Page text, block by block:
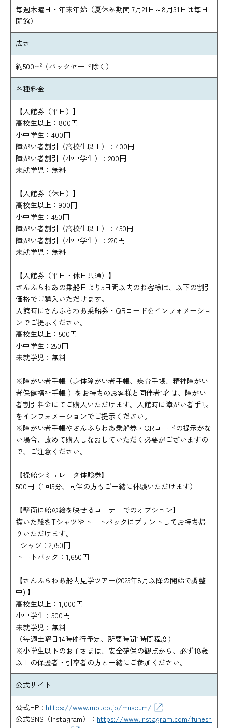
毎週木曜日・年末年始（夏休み期間 7月21日～8月31日は毎日
開館）
広さ
約500m2 （バックヤード除く）
各種料金
【入館券（平日）】
高校生以上：800円
小中学生：400円
障がい者割引（高校生以上）：400円
障がい者割引（小中学生）：200円
未就学児：無料
【入館券（休日）】
高校生以上：900円
小中学生：450円
障がい者割引（高校生以上）：450円
障がい者割引（小中学生）：220円
未就学児：無料
【入館券（平日・休日共通）】
さんふらわあの乗船日より5日間以内のお客様は、以下の割引
価格でご購入いただけます。
入館時にさんふらわあ乗船券・QRコードをインフォメーショ
ンでご提示ください。
高校生以上：500円
小中学生：250円
未就学児：無料
※障がい者手帳（身体障がい者手帳、療育手帳、精神障がい
者保健福祉手帳 ）をお持ちのお客様と同伴者1名は、障がい
者割引料金にてご購入いただけます。入館時に障がい者手帳
をインフォメーションでご提示ください。
※障がい者手帳やさんふらわあ乗船券・QRコードの提示がな
い場合、改めて購入しなおしていただく必要がございますの
で、ご注意ください。
【操船シミュレータ体験券】
500円（1回5分、同伴の方もご一緒に体験いただけます）
【壁面に船の絵を映せるコーナーでのオプション】
描いた絵をTシャツやトートバックにプリントしてお持ち帰
りいただけます。
Tシャツ：2,750円
トートバック：1,650円
【さんふらわあ船内見学ツアー(2025年8月以降の開始で調整
中) 】
高校生以上：1,000円
小中学生：500円
未就学児：無料
（毎週土曜日14時催行予定、所要時間1時間程度）
※小学生以下のお子さまは、安全確保の観点から、必ず18歳
以上の保護者・引率者の方と一緒にご参加ください。
公式サイト
公式HP： https://www.mol.co.jp/museum/
公式SNS（Instagram）： https://www.instagram.com/funesh